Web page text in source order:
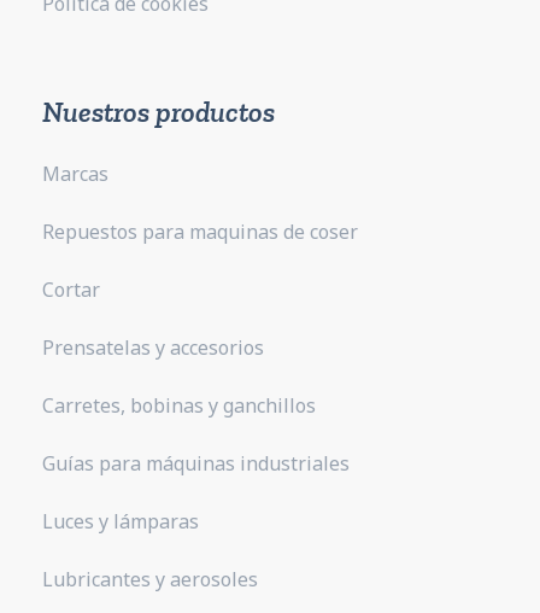
Nuestros productos
Marcas
Repuestos para maquinas de coser
Cortar
Prensatelas y accesorios
Carretes, bobinas y ganchillos
Guías para máquinas industriales
Luces y lámparas
Lubricantes y aerosoles